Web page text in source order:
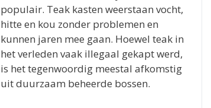
populair. Teak kasten weerstaan vocht,
hitte en kou zonder problemen en
kunnen jaren mee gaan. Hoewel teak in
het verleden vaak illegaal gekapt werd,
is het tegenwoordig meestal afkomstig
uit duurzaam beheerde bossen.